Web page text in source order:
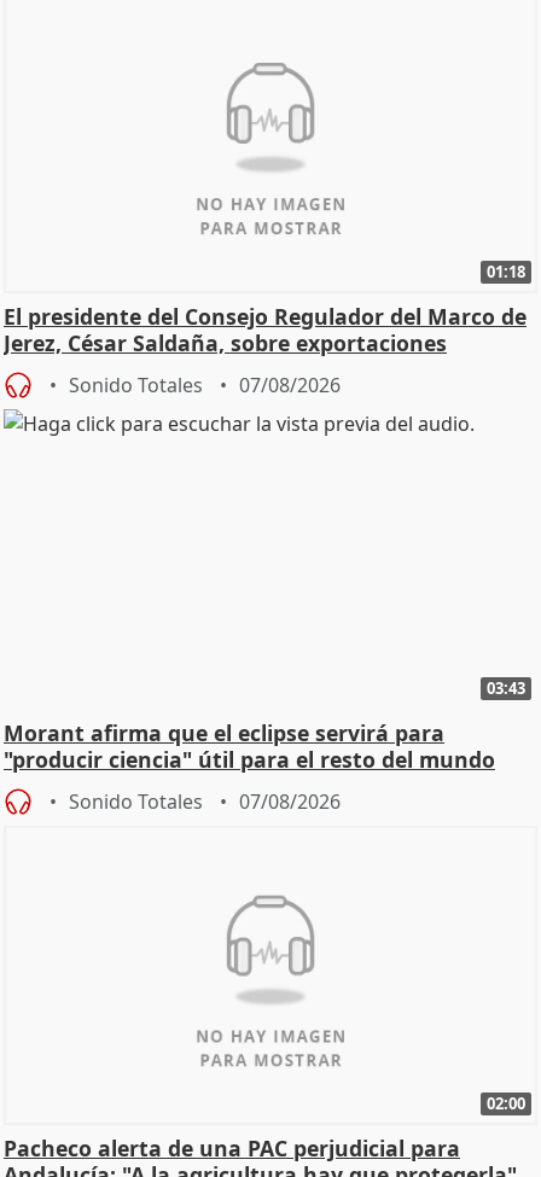
01:18
El presidente del Consejo Regulador del Marco de
Jerez, César Saldaña, sobre exportaciones
Sonido Totales 07/08/2026
03:43
Morant afirma que el eclipse servirá para
"producir ciencia" útil para el resto del mundo
Sonido Totales 07/08/2026
02:00
Pacheco alerta de una PAC perjudicial para